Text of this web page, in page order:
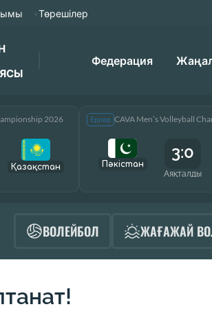
Төрешілер
Федерация
2026
Қазақcтан
Ерлер CAVA Men’s Volleyball
Пәкістан
3:0
Аяқталды
ВОЛЕЙБОЛ ЖАҒАЖАЙ